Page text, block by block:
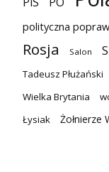
polityczna
Rosja Salon
Tadeusz Płużański
Wielka Brytania
Łysiak Żołnierze